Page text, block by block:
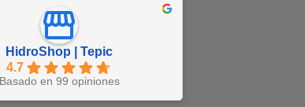
HidroShop | Tepic
4.7
Basado en 99 opiniones